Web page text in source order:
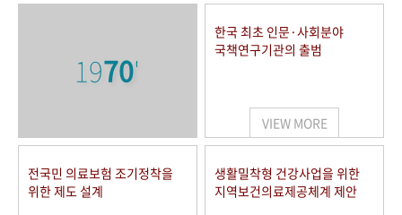
키워드로 보는 연구 역사
연구자들
사진 아카이브 문서 기록물 행정박물 영상 기록물
50+1 주년 기념
1970'
한국 최초 인문·사회분야
국책연구기관의 출범
VIEW MORE
전국민 의료보험 조기정착을
위한 제도 설계
생활밀착형 건강사업을 위한
지역보건의료제공체계 제안